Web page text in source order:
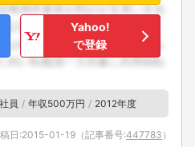
Yahoo!
で登録
員 年収500万円 2012年度
日:2015-01-19 （記事番号:447783 ）